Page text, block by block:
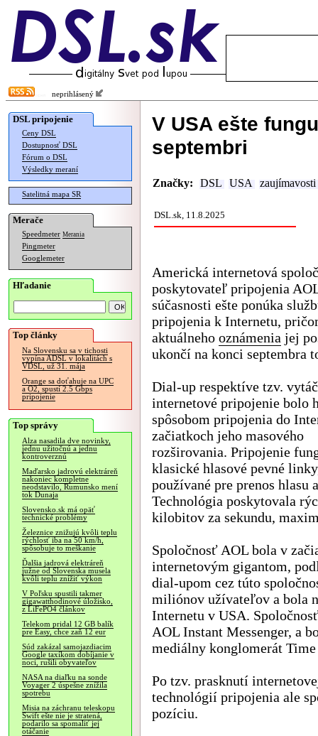
neprihlásený
DSL pripojenie
Ceny DSL
Dostupnosť DSL
Fórum o DSL
Výsledky meraní
Satelitná mapa SR
Merače
Speedmeter Merania
Pingmeter
Googlemeter
Hľadanie
Top články
Na Slovensku sa v tichosti
vypína ADSL v lokalitách s
VDSL, už 31. mája
Orange sa doťahuje na UPC
a O2, spustí 2.5 Gbps
pripojenie
Top správy
Alza nasadila dve novinky,
jednu užitočnú a jednu
kontroverznú
Maďarsko jadrovú elektráreň
nakoniec kompletne
neodstavilo, Rumunsko mení
tok Dunaja
Slovensko.sk má opäť
technické problémy
Železnice znižujú kvôli teplu
rýchlosť iba na 50 km/h,
spôsobuje to meškanie
Ďalšia jadrová elektráreň
južne od Slovenska musela
kvôli teplu znížiť výkon
V Poľsku spustili takmer
gigawatthodinové úložisko,
z LiFePO4 článkov
Telekom pridal 12 GB balík
pre Easy, chce zaň 12 eur
Súd zakázal samojazdiacim
Google taxíkom dobíjanie v
noci, rušili obyvateľov
NASA na diaľku na sonde
Voyager 2 úspešne znížila
spotrebu
Misia na záchranu teleskopu
Swift ešte nie je stratená,
podarilo sa spomaliť jej
otáčanie
V USA ešte
septembri
Značky: DSL USA zaujímavosti
DSL.sk, 11.8.2025
Americká internetová
poskytovateľ pripojenia
súčasnosti ešte ponúka
pripojenia k Internetu,
aktuálneho oznámenia jej
ukončí na konci septembra
Dial-up respektíve tzv.
internetové pripojenie bolo
spôsobom pripojenia do
začiatkoch jeho masového
rozširovania. Pripojenie
klasické hlasové pevné
používané pre prenos hlasu
Technológia poskytovala
kilobitov za sekundu,
Spoločnosť AOL bola v
internetovým gigantom,
dial-upom cez túto
miliónov užívateľov a bola
Internetu v USA.
AOL Instant Messenger, a
mediálny konglomerát Time
Po tzv. prasknutí
technológií pripojenia ale
pozíciu.